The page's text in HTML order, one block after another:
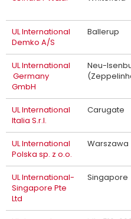
UL International
Demko A/S
Ballerup
UL International
Germany
GmbH
Neu-
UL International
Italia S.r.l.
Carugate
UL International
Polska sp. z o.o.
Warszawa
UL International-
Singapore Pte
Ltd
Singapore